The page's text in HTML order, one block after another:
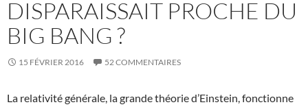
DISPARAISSAIT PROCHE DU
BIG BANG ?
15 FÉVRIER 2016 52 COMMENTAIRES
La relativité générale, la grande théorie d’Einstein, fonctionne